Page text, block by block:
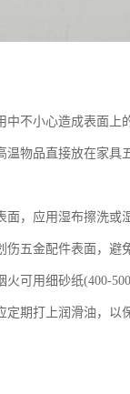
中不小心造成表面上
温物品直接放在家
，应用湿布擦洗或
五金配件表面，避
可用细砂纸(400-
期打上润滑油，以